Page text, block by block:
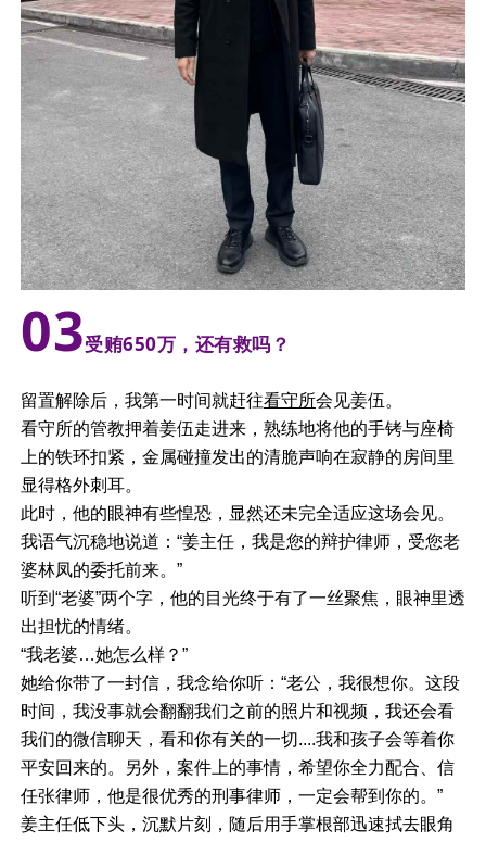
03受贿650万，还有救吗？
留置解除后，我第一时间就赶往看守所会见姜伍。
看守所的管教押着姜伍走进来，熟练地将他的手铐与座椅
上的铁环扣紧，金属碰撞发出的清脆声响在寂静的房间里
显得格外刺耳。
此时，他的眼神有些惶恐，显然还未完全适应这场会见。
我语气沉稳地说道：“姜主任，我是您的辩护律师，受您老
婆林凤的委托前来。”
听到“老婆”两个字，他的目光终于有了一丝聚焦，眼神里透
出担忧的情绪。
“我老婆…她怎么样？”
她给你带了一封信，我念给你听：“老公，我很想你。这段
时间，我没事就会翻翻我们之前的照片和视频，我还会看
我们的微信聊天，看和你有关的一切....我和孩子会等着你
平安回来的。另外，案件上的事情，希望你全力配合、信
任张律师，他是很优秀的刑事律师，一定会帮到你的。”
姜主任低下头，沉默片刻，随后用手掌根部迅速拭去眼角